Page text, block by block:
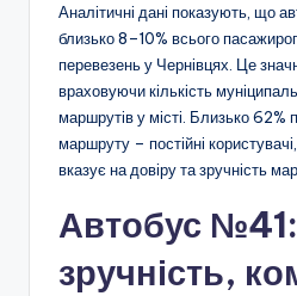
Аналітичні дані показують, що
близько 8–10% всього
перевезень у Чернівцях. Це
враховуючи кількість
маршрутів у місті. Близько 62%
маршруту – постійні
вказує на довіру та зручність
Автобус №41:
зручність,